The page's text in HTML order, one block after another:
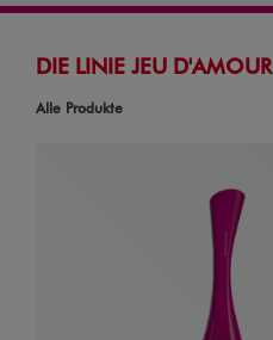
DIE LINIE JEU D'AMOUR
Alle Produkte